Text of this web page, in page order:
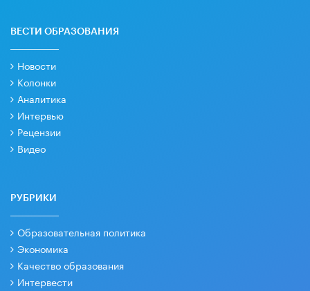
ВЕСТИ ОБРАЗОВАНИЯ
Новости
Колонки
Аналитика
Интервью
Рецензии
Видео
РУБРИКИ
Образовательная политика
Экономика
Качество образования
Интервести